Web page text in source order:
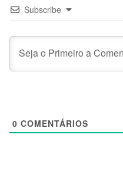
Subscribe
0 COMENTÁRIOS